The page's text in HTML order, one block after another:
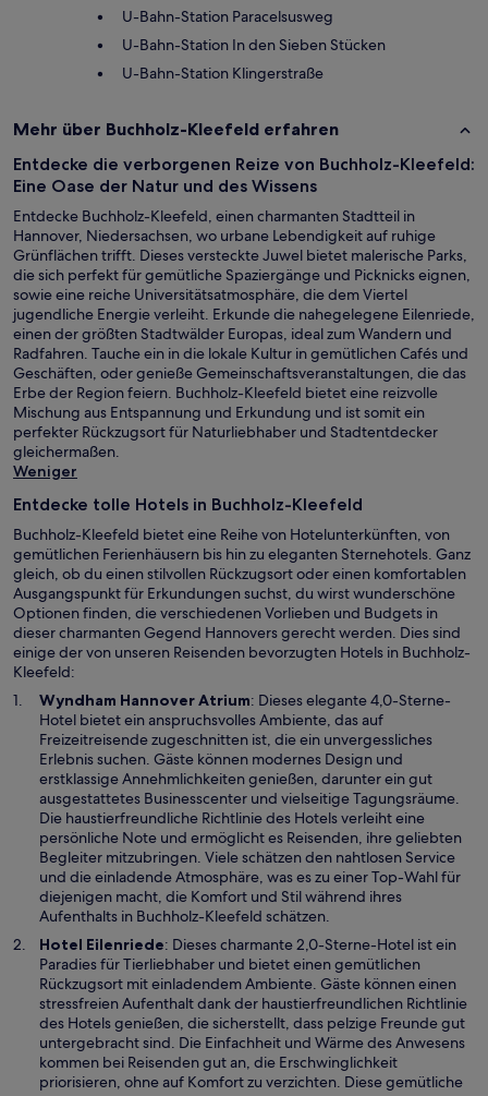
U-Bahn-Station Paracelsusweg
U-Bahn-Station In den Sieben Stücken
U-Bahn-Station Klingerstraße
Mehr über Buchholz-Kleefeld erfahren
Entdecke die verborgenen Reize von Buchholz-Kleefeld:
Eine Oase der Natur und des Wissens
Entdecke Buchholz-Kleefeld, einen charmanten Stadtteil in
Hannover, Niedersachsen, wo urbane Lebendigkeit auf ruhige
Grünflächen trifft. Dieses versteckte Juwel bietet malerische Parks,
die sich perfekt für gemütliche Spaziergänge und Picknicks eignen,
sowie eine reiche Universitätsatmosphäre, die dem Viertel
jugendliche Energie verleiht. Erkunde die nahegelegene Eilenriede,
einen der größten Stadtwälder Europas, ideal zum Wandern und
Radfahren. Tauche ein in die lokale Kultur in gemütlichen Cafés und
Geschäften, oder genieße Gemeinschaftsveranstaltungen, die das
Erbe der Region feiern. Buchholz-Kleefeld bietet eine reizvolle
Mischung aus Entspannung und Erkundung und ist somit ein
perfekter Rückzugsort für Naturliebhaber und Stadtentdecker
gleichermaßen.
Weniger
Entdecke tolle Hotels in Buchholz-Kleefeld
Buchholz-Kleefeld bietet eine Reihe von Hotelunterkünften, von
gemütlichen Ferienhäusern bis hin zu eleganten Sternehotels. Ganz
gleich, ob du einen stilvollen Rückzugsort oder einen komfortablen
Ausgangspunkt für Erkundungen suchst, du wirst wunderschöne
Optionen finden, die verschiedenen Vorlieben und Budgets in
dieser charmanten Gegend Hannovers gerecht werden. Dies sind
einige der von unseren Reisenden bevorzugten Hotels in Buchholz-
Kleefeld:
Wyndham Hannover AtriumW
i
r
d
i
n
e
i
n
e
m
n
u
e
n
F
e
n
s
t
: Dieses elegante 4,0-Sterne-
Hotel bietet ein anspruchsvolles Ambiente, das auf
Freizeitreisende zugeschnitten ist, die ein unvergessliches
Erlebnis suchen. Gäste können modernes Design und
erstklassige Annehmlichkeiten genießen, darunter ein gut
ausgestattetes Businesscenter und vielseitige Tagungsräume.
Die haustierfreundliche Richtlinie des Hotels verleiht eine
persönliche Note und ermöglicht es Reisenden, ihre geliebten
Begleiter mitzubringen. Viele schätzen den nahtlosen Service
und die einladende Atmosphäre, was es zu einer Top-Wahl für
diejenigen macht, die Komfort und Stil während ihres
Aufenthalts in Buchholz-Kleefeld schätzen.
Hotel EilenriedeW
i
r
d
i
n
e
i
: Dieses charmante 2,0-Sterne-Hotel ist ein
Paradies für Tierliebhaber und bietet einen gemütlichen
Rückzugsort mit einladendem Ambiente. Gäste können einen
stressfreien Aufenthalt dank der haustierfreundlichen Richtlinie
des Hotels genießen, die sicherstellt, dass pelzige Freunde gut
untergebracht sind. Die Einfachheit und Wärme des Anwesens
kommen bei Reisenden gut an, die Erschwinglichkeit
priorisieren, ohne auf Komfort zu verzichten. Diese gemütliche